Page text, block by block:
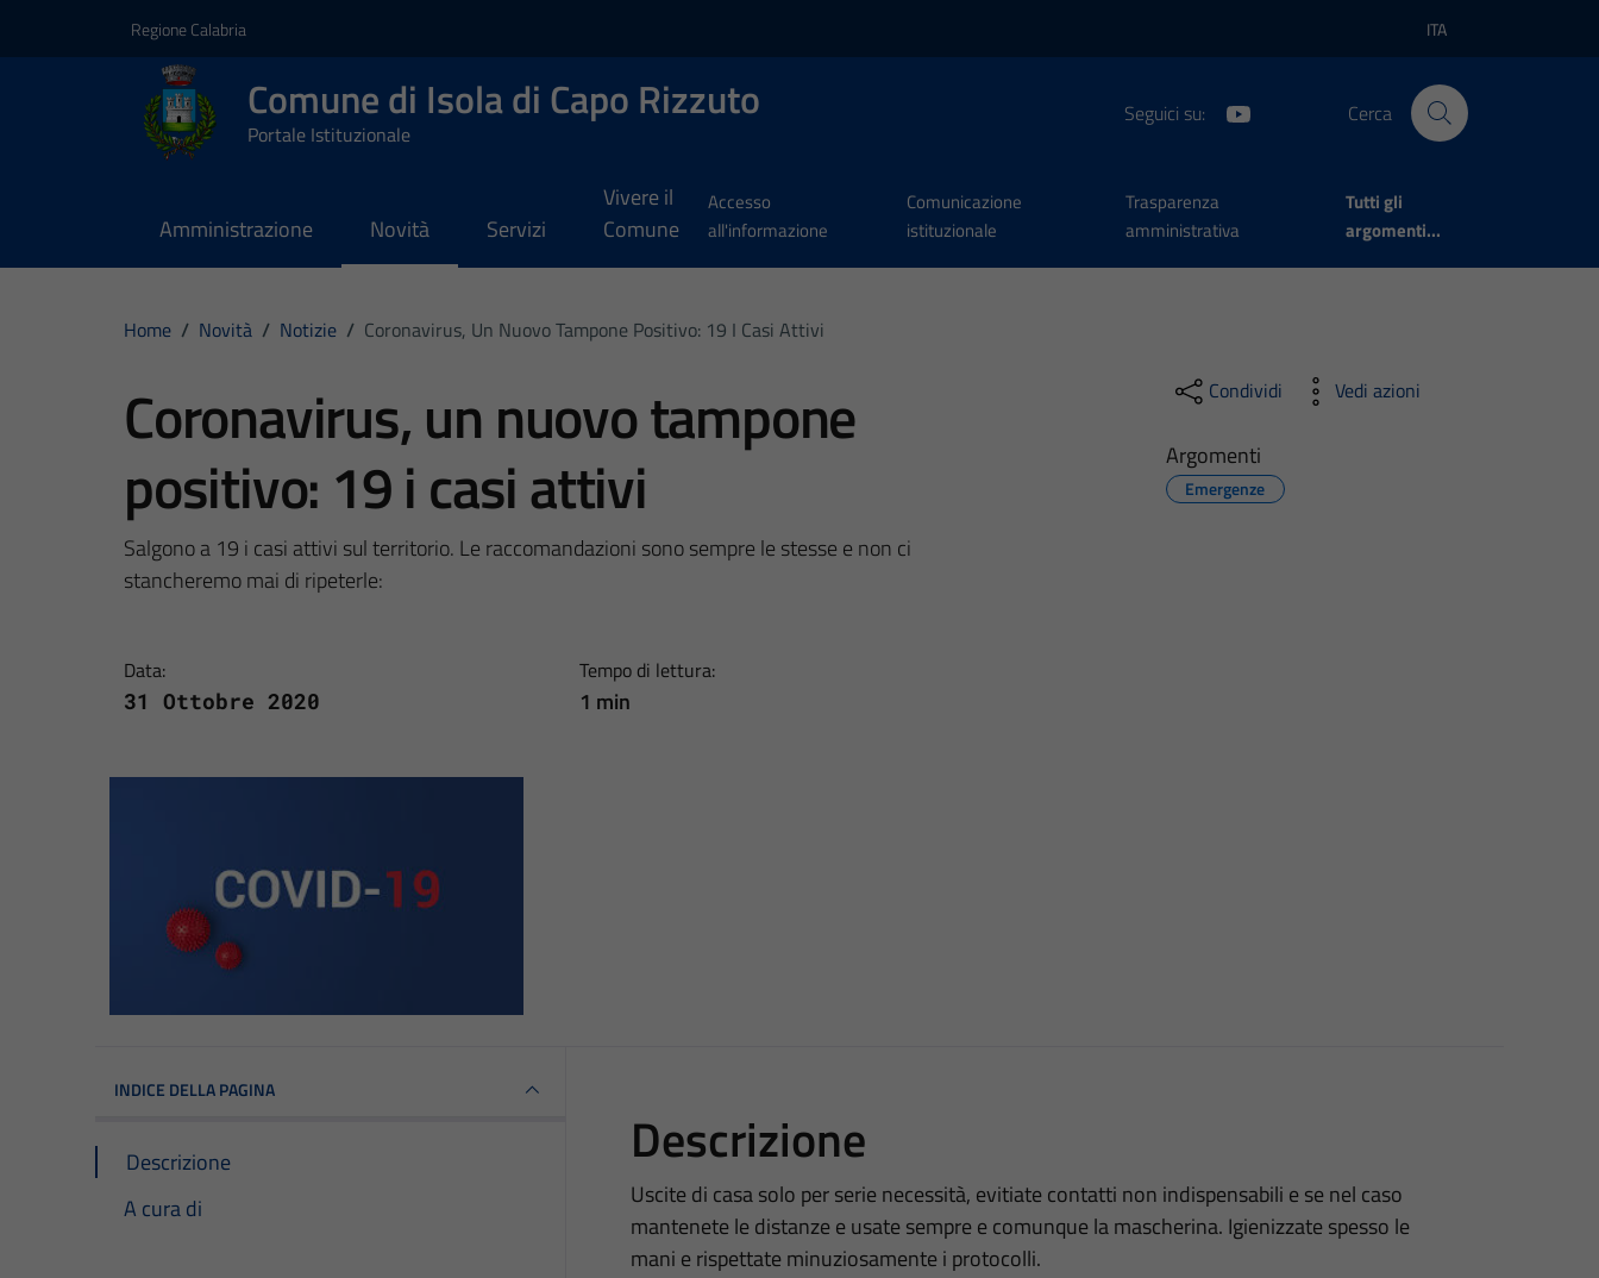
Regione Calabria Lingua attiva:
ITA
Comune di Isola di Capo Rizzuto
Portale Istituzionale
Seguici su: Cerca
Amministrazione Novità Servizi
Vivere il
Comune
Accesso
all'informazione
Comunicazione
istituzionale
Trasparenza
amministrativa
Tutti gli
argomenti...
Home / Novità / Notizie / Coronavirus, Un Nuovo Tampone Positivo: 19 I Casi Attivi
Coronavirus, un nuovo tampone
positivo: 19 i casi attivi
Salgono a 19 i casi attivi sul territorio. Le raccomandazioni sono sempre le stesse e non ci
stancheremo mai di ripeterle:
Data:
31 Ottobre 2020
Tempo di lettura:
1 min
Condividi Vedi azioni
Argomenti
Emergenze
INDICE DELLA PAGINA
Descrizione
A cura di
Descrizione
Uscite di casa solo per serie necessità, evitiate contatti non indispensabili e se nel caso
mantenete le distanze e usate sempre e comunque la mascherina. Igienizzate spesso le
mani e rispettate minuziosamente i protocolli.